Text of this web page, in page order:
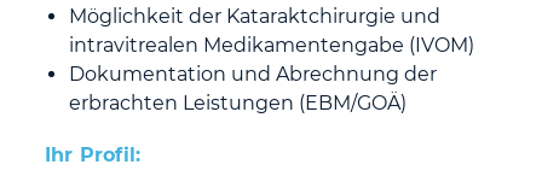
Möglichkeit der Kataraktchirurgie und
intravitrealen Medikamentengabe (IVOM)
Dokumentation und Abrechnung der
erbrachten Leistungen (EBM/GOÄ)
Ihr Profil: